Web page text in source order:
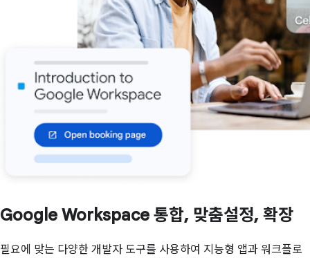
Google Workspace 통합, 맞춤설정, 확장
필요에 맞는 다양한 개발자 도구를 사용하여 지능형 앱과 워크플로